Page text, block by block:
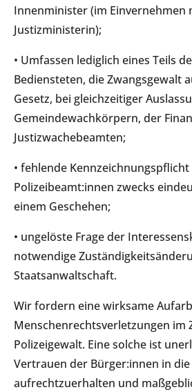
Innenminister (im Einvernehmen
Justizministerin);
• Umfassen lediglich eines Teils
Bediensteten, die Zwangsgewalt
Gesetz, bei gleichzeitiger
Gemeindewachkörpern, der
Justizwachebeamten;
• fehlende Kennzeichnungspflicht
Polizeibeamt:innen zwecks
einem Geschehen;
• ungelöste Frage der
notwendige
Staatsanwaltschaft.
Wir fordern eine wirksame
Menschenrechtsverletzungen im
Polizeigewalt. Eine solche ist
Vertrauen der Bürger:innen in
aufrechtzuerhalten und